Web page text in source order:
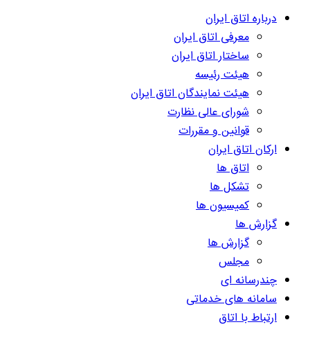
درباره اتاق ایران
معرفی اتاق ایران
ساختار اتاق ایران
هیئت رئیسه
هیئت نمایندگان اتاق ایران
شورای عالی نظارت
قوانین و مقررات
ارکان اتاق ایران
اتاق ها
تشکل ها
کمیسیون ها
گزارش ها
گزارش ها
مجلس
چندرسانه ای
سامانه های خدماتی
ارتباط با اتاق